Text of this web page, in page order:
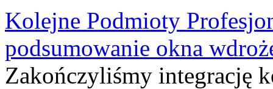
Kolejne Podmioty
podsumowanie okna
Zakończyliśmy integrację